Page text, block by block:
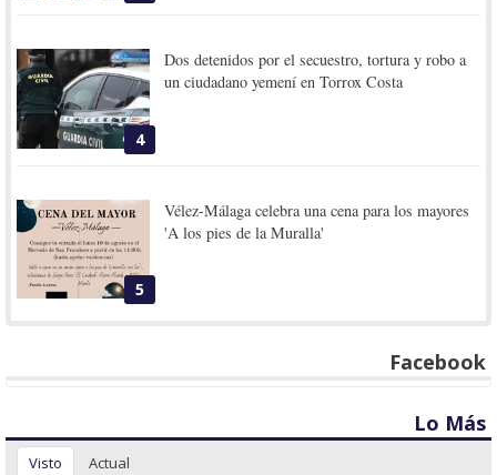
4
Dos detenidos por el secuestro, tortura y robo a
un ciudadano yemení en Torrox Costa
5
Vélez-Málaga celebra una cena para los mayores
'A los pies de la Muralla'
Facebook
Lo Más
Visto Actual